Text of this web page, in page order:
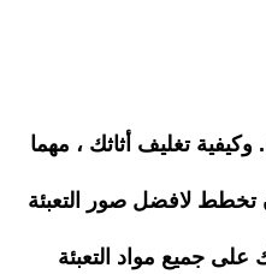
تغليف أثاثك ، مهما
لافضل صور التعبئة
جميع مواد التعبئة